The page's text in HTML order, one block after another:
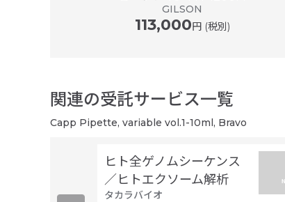
GILSON
113,000円 (税別)
関連の受託サービス一覧
Capp Pipette, variable vol.1-10ml, Bravo
ヒト全ゲノムシーケンス
／ヒトエクソーム解析
タカラバイオ